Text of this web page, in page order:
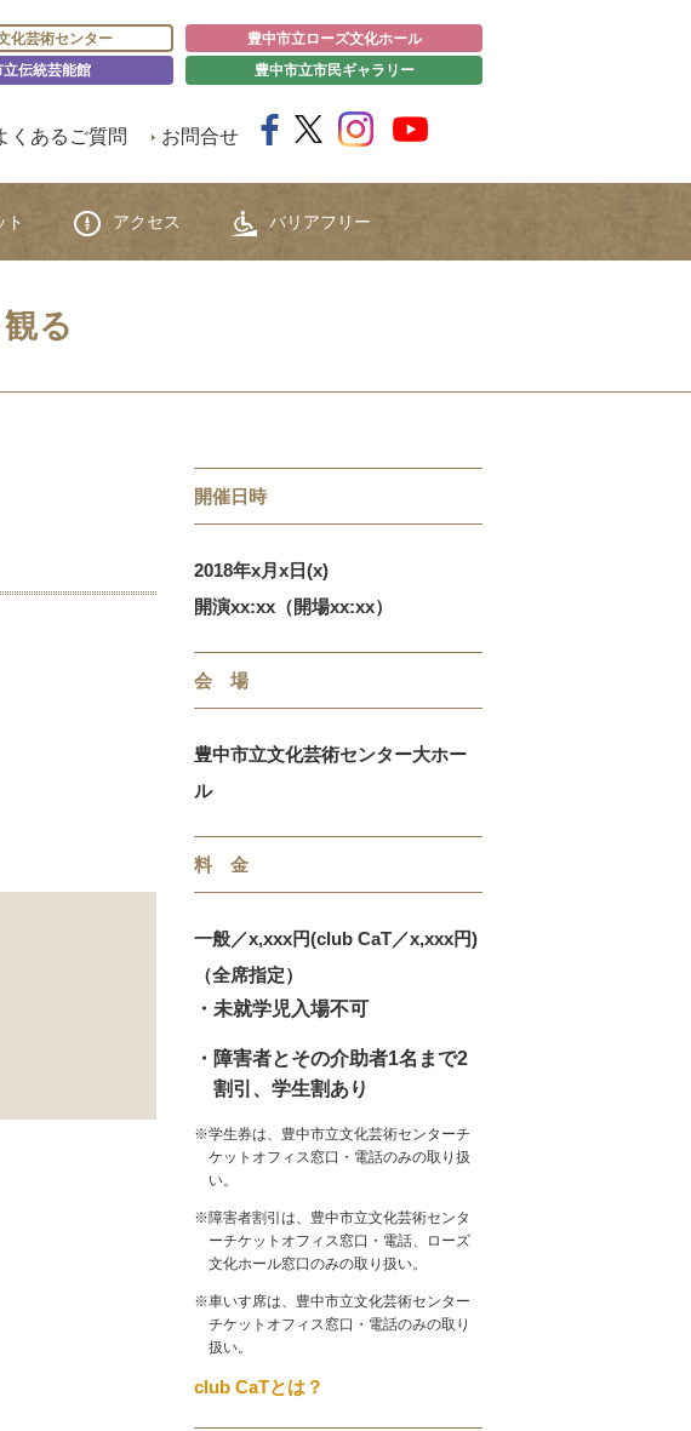
化芸術センター
豊中市立ローズ文化ホール
立伝統芸能館
豊中市立市民ギャラリー
くあるご質問 お問合せ
ト アクセス バリアフリー
る
開催日時
2018年x月x日(x)
開演xx:xx（開場xx:xx）
会 場
豊中市立文化芸術センター大ホー
ル
料 金
一般／x,xxx円(club CaT／x,xxx円)
（全席指定）
・未就学児入場不可
・障害者とその介助者1名まで2
割引、学生割あり
※学生券は、豊中市立文化芸術センターチ
ケットオフィス窓口・電話のみの取り扱
い。
※障害者割引は、豊中市立文化芸術センタ
ーチケットオフィス窓口・電話、ローズ
文化ホール窓口のみの取り扱い。
※車いす席は、豊中市立文化芸術センター
チケットオフィス窓口・電話のみの取り
扱い。
club CaTとは？